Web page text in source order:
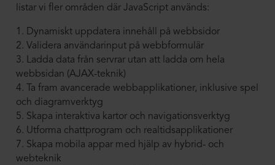
listar vi fler områden där JavaScript används:
1. Dynamiskt uppdatera innehåll på webbsidor
2. Validera användarinput på webbformulär
3. Ladda data från servrar utan att ladda om hela
webbsidan (AJAX-teknik)
4. Ta fram avancerade webbapplikationer, inklusive spel
och diagramverktyg
5. Skapa interaktiva kartor och navigationsverktyg
6. Utforma chattprogram och realtidsapplikationer
7. Skapa mobila appar med hjälp av hybrid- och
webteknik